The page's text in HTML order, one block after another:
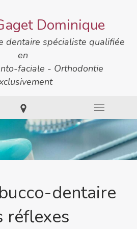
Dominique
dentaire spécialiste qualifiée
en
faciale - Orthodontie
dentaire
réflexes